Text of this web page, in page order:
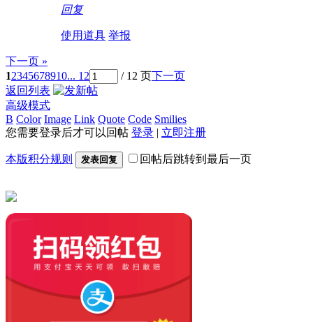
回复
使用道具 举报
下一页 »
12345678910... 12 / 12 页下一页
返回列表
高级模式
B Color Image Link Quote Code Smilies
您需要登录后才可以回帖 登录 | 立即注册
本版积分规则 发表回复 回帖后跳转到最后一页